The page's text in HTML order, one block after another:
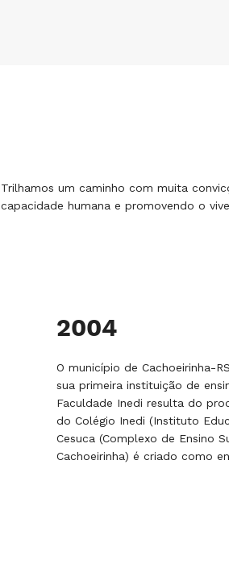
Trilhamos um caminho com muita
capacidade humana e promovendo o
2004
O município de Cachoeirinha-
sua primeira instituição de
Faculdade Inedi resulta do
do Colégio Inedi (Instituto
Cesuca (Complexo de Ensino
Cachoeirinha) é criado como